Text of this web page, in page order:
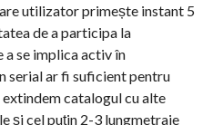
utilizator primește instant 5
de a participa la
a se implica activ în
serial ar fi suficient pentru
catalogul cu alte
și cel puțin 2-3 lungmetraje